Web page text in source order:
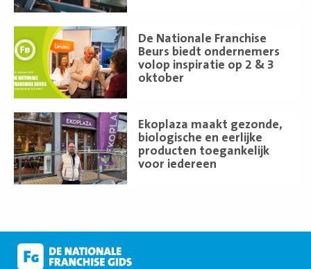
De Nationale Franchise
Beurs biedt ondernemers
volop inspiratie op 2 & 3
oktober
meer
Ekoplaza maakt gezonde,
biologische en eerlijke
producten toegankelijk
voor iedereen
Lees
meer